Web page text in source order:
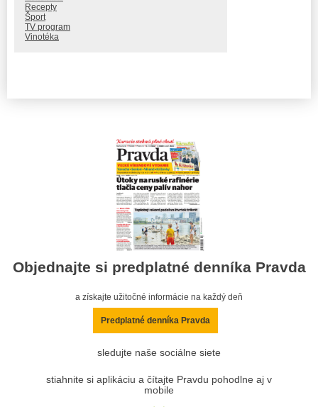
Recepty
Šport
TV program
Vinotéka
Objednajte si predplatné denníka Pravda
a získajte užitočné informácie na každý deň
Predplatné denníka Pravda
sledujte naše sociálne siete
stiahnite si aplikáciu a čítajte Pravdu pohodlne aj v
mobile